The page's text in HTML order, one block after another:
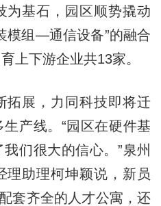
为基石，园区顺势撬动
模组—通信设备”的融合
上下游企业共13家。
展，力同科技即将迁
产线。“园区在硬件基
们很大的信心。”泉州
理助理柯坤颖说，新员
套齐全的人才公寓，还